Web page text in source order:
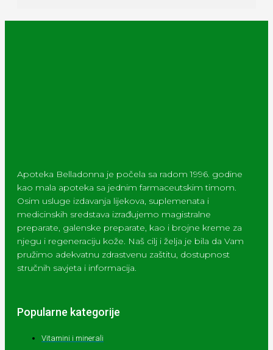
Apoteka Belladonna je počela sa radom 1996. godine
kao mala apoteka sa jednim farmaceutskim timom.
Osim usluge izdavanja lijekova, suplemenata i
medicinskih sredstava izrađujemo magistralne
preparate, galenske preparate, kao i brojne kreme za
njegu i regeneraciju kože. Naš cilj i želja je bila da Vam
pružimo adekvatnu zdrastvenu zaštitu, dostupnost
stručnih savjeta i informacija.
Popularne kategorije
Vitamini i minerali